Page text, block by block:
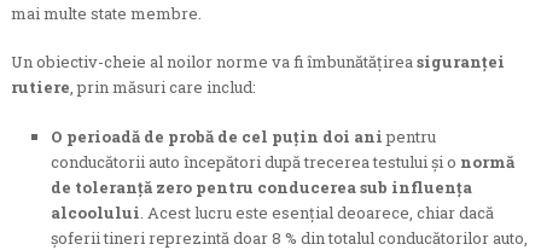
mai multe state membre.
Un obiectiv-cheie al noilor norme va fi îmbunătățireasiguranței
rutiere, prin măsuri care includ:
O perioadă de probă de cel puțin doi anipentru
conducătorii auto începători după trecerea testului și o normă
de toleranță zero pentru conducerea sub influența
alcoolului . Acest lucru este esențial deoarece, chiar dacă
șoferii tineri reprezintă doar 8 % din totalul conducătorilor auto,